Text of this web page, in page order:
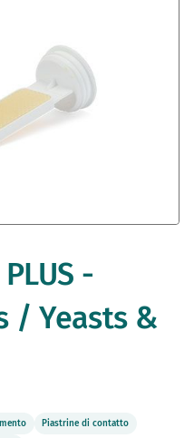
-
/ Yeasts &
Piastrine di contatto